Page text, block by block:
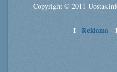
Copyright © 2011
I Reklama